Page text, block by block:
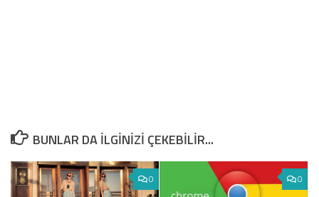
BUNLAR DA ILGINIZI ÇEKEBILIR...
0 0